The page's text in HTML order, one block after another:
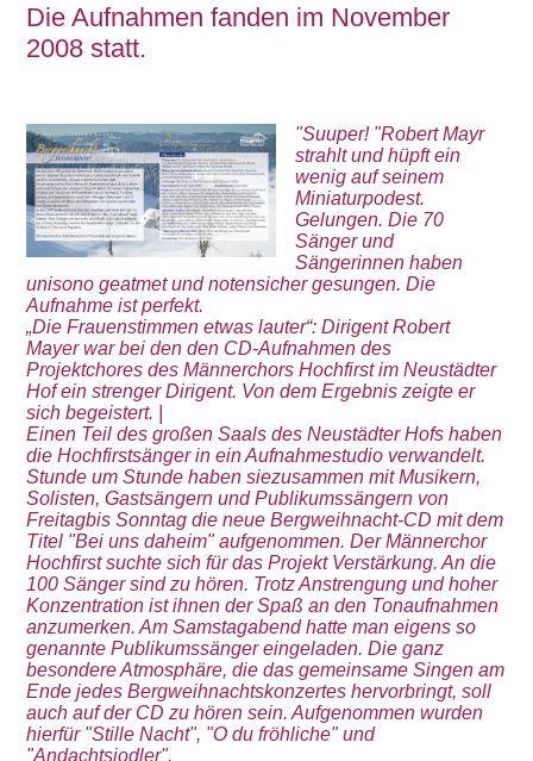
Die Aufnahmen fanden im November
2008 statt.
"Suuper! "Robert Mayr
strahlt und hüpft ein
wenig auf seinem
Miniaturpodest.
Gelungen. Die 70
Sänger und
Sängerinnen haben
unisono geatmet und notensicher gesungen. Die
Aufnahme ist perfekt.
„Die Frauenstimmen etwas lauter“: Dirigent Robert
Mayer war bei den den CD-Aufnahmen des
Projektchores des Männerchors Hochfirst im Neustädter
Hof ein strenger Dirigent. Von dem Ergebnis zeigte er
sich begeistert. |
Einen Teil des großen Saals des Neustädter Hofs haben
die Hochfirstsänger in ein Aufnahmestudio verwandelt.
Stunde um Stunde haben siezusammen mit Musikern,
Solisten, Gastsängern und Publikumssängern von
Freitagbis Sonntag die neue Bergweihnacht-CD mit dem
Titel "Bei uns daheim" aufgenommen. Der Männerchor
Hochfirst suchte sich für das Projekt Verstärkung. An die
100 Sänger sind zu hören. Trotz Anstrengung und hoher
Konzentration ist ihnen der Spaß an den Tonaufnahmen
anzumerken. Am Samstagabend hatte man eigens so
genannte Publikumssänger eingeladen. Die ganz
besondere Atmosphäre, die das gemeinsame Singen am
Ende jedes Bergweihnachtskonzertes hervorbringt, soll
auch auf der CD zu hören sein. Aufgenommen wurden
hierfür "Stille Nacht", "O du fröhliche" und
"Andachtsjodler".